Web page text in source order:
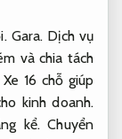
Gara. Dịch vụ
và chia tách
16 chỗ giúp
kinh doanh.
kể.Chuyển